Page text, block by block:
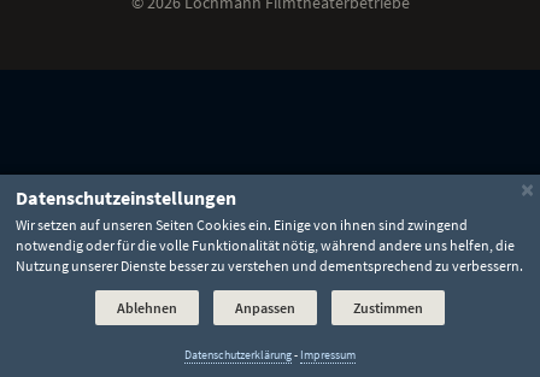
FacebookInstagram
TikTokYouTubeWhatsApp
×
Datenschutzeinstellungen
Wir setzen auf unseren Seiten Cookies ein. Einige von ihnen sind zwingend
notwendig oder für die volle Funktionalität nötig, während andere uns helfen, die
Nutzung unserer Dienste besser zu verstehen und dementsprechend zu verbessern.
Ablehnen Anpassen Zustimmen
Datenschutzerklärung- Impressum